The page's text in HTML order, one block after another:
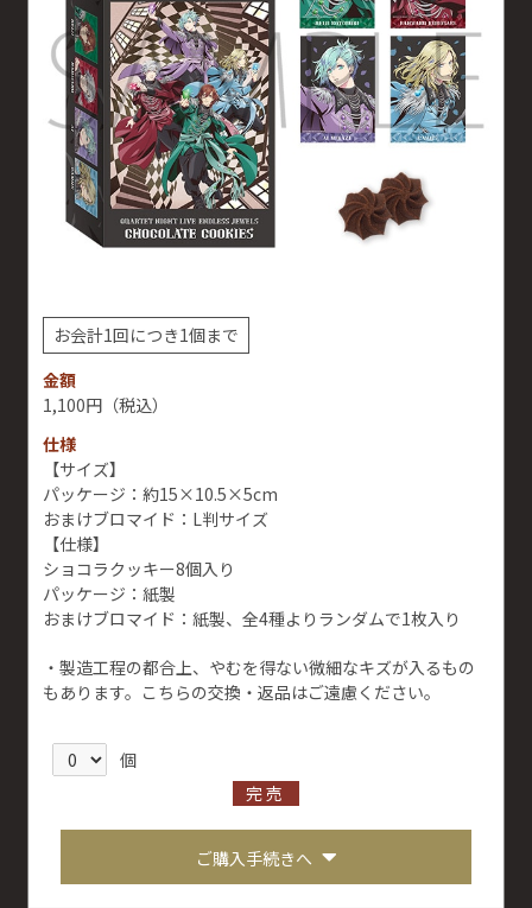
お会計1回につき1個まで
金額
1,100円 （税込）
仕様
【サイズ】
パッケージ：約15×10.5×5cm
おまけブロマイド：L判サイズ
【仕様】
ショコラクッキー8個入り
パッケージ：紙製
おまけブロマイド：紙製、全4種よりランダムで1枚入り
・製造工程の都合上、やむを得ない微細なキズが入るもの
もあります。こちらの交換・返品はご遠慮ください。
個
完売
ご購入手続きへ